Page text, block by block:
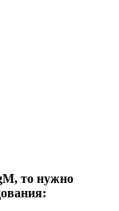
то нужно